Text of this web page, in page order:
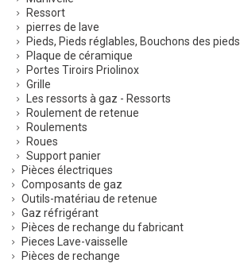
Ressort
pierres de lave
Pieds, Pieds réglables, Bouchons des pieds
Plaque de céramique
Portes Tiroirs Priolinox
Grille
Les ressorts à gaz - Ressorts
Roulement de retenue
Roulements
Roues
Support panier
Pièces électriques
Composants de gaz
Outils-matériau de retenue
Gaz réfrigérant
Pièces de rechange du fabricant
Pieces Lave-vaisselle
Pièces de rechange